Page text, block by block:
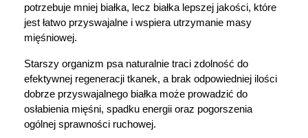
potrzebuje mniej białka, lecz białka lepszej jakości, które
jest łatwo przyswajalne i wspiera utrzymanie masy
mięśniowej.
Starszy organizm psa naturalnie traci zdolność do
efektywnej regeneracji tkanek, a brak odpowiedniej ilości
dobrze przyswajalnego białka może prowadzić do
osłabienia mięśni, spadku energii oraz pogorszenia
ogólnej sprawności ruchowej.